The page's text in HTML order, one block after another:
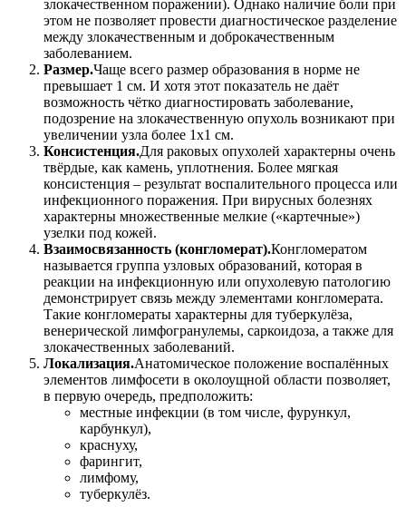
злокачественном поражении). Однако наличие боли при
этом не позволяет провести диагностическое разделение
между злокачественным и доброкачественным
заболеванием.
Размер.Чаще всего размер образования в норме не
превышает 1 см. И хотя этот показатель не даёт
возможность чётко диагностировать заболевание,
подозрение на злокачественную опухоль возникают при
увеличении узла более 1х1 см.
Консистенция.Для раковых опухолей характерны очень
твёрдые, как камень, уплотнения. Более мягкая
консистенция – результат воспалительного процесса или
инфекционного поражения. При вирусных болезнях
характерны множественные мелкие («картечные»)
узелки под кожей.
Взаимосвязанность (конгломерат).Конгломератом
называется группа узловых образований, которая в
реакции на инфекционную или опухолевую патологию
демонстрирует связь между элементами конгломерата.
Такие конгломераты характерны для туберкулёза,
венерической лимфогранулемы, саркоидоза, а также для
злокачественных заболеваний.
Локализация.Анатомическое положение воспалённых
элементов лимфосети в околоущной области позволяет,
в первую очередь, предположить:
местные инфекции (в том числе, фурункул,
карбункул),
краснуху,
фарингит,
лимфому,
туберкулёз.